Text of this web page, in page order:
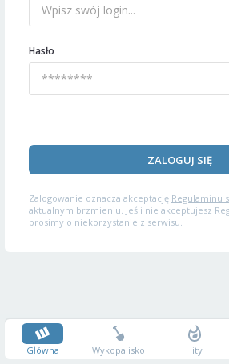
Hasło
ZALOGUJ SIĘ
Zalogowanie oznacza akceptację Regulaminu
aktualnym brzmieniu. Jeśli nie akceptujesz
prosimy o niekorzystanie z serwisu.
Główna Wykopalisko Hity